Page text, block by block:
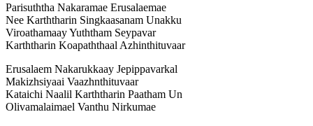
Parisuththa Nakaramae Erusalaemae
Nee Karththarin Singkaasanam Unakku
Viroathamaay Yuththam Seypavar
Karththarin Koapaththaal Azhinthituvaar
Erusalaem Nakarukkaay Jepippavarkal
Makizhsiyaai Vaazhnthituvaar
Kataichi Naalil Karththarin Paatham Un
Olivamalaimael Vanthu Nirkumae